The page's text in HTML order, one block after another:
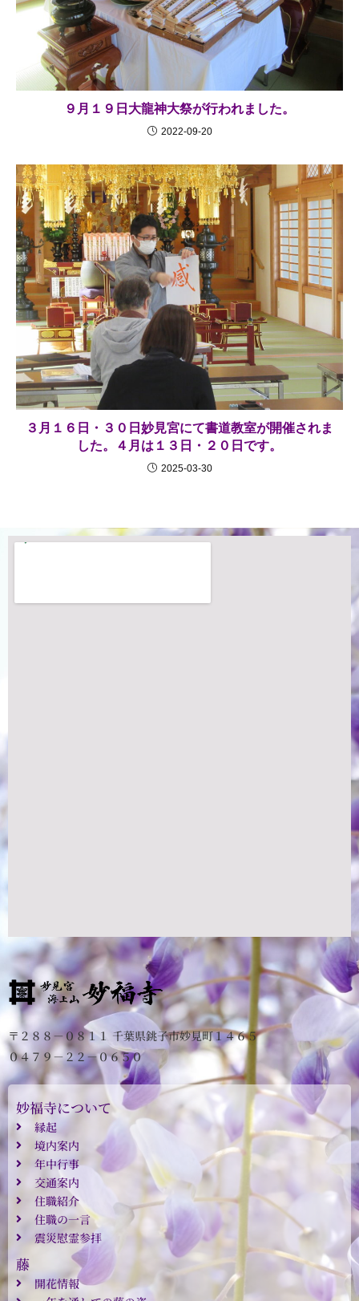
９月１９日大龍神大祭が行われました。
2022-09-20
３月１６日・３０日妙見宮にて書道教室が開催されま
した。４月は１３日・２０日です。
2025-03-30
〒２８８－０８１１ 千葉県銚子市妙見町１４６５
０４７９－２２－０６５０
妙福寺について
縁起
境内案内
年中行事
交通案内
住職紹介
住職の一言
震災慰霊参拝
藤
開花情報